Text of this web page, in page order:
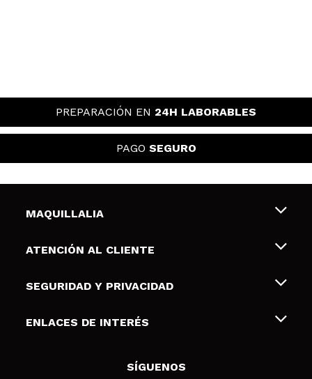
PREPARACIÓN EN 24H LABORABLES
PAGO SEGURO
MAQUILLALIA
Sobre nosotros
Tarjetas de Regalo
ATENCIÓN AL CLIENTE
Envíos y devoluciones
Formas de pago
SEGURIDAD Y PRIVACIDAD
Terminos y condiciones de uso
Política de cookies
ENLACES DE INTERÉS
SÍGUENOS